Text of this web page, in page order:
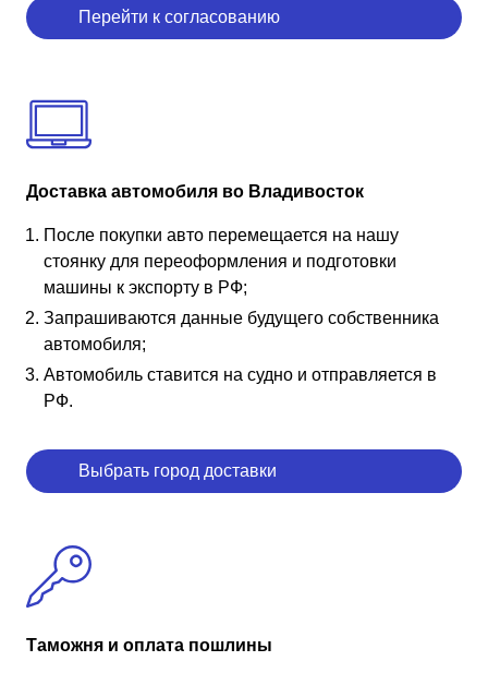
Перейти к согласованию
Доставка автомобиля во Владивосток
После покупки авто перемещается на нашу
стоянку для переоформления и подготовки
машины к экспорту в РФ;
Запрашиваются данные будущего собственника
автомобиля;
Автомобиль ставится на судно и отправляется в
РФ.
Выбрать город доставки
Таможня и оплата пошлины